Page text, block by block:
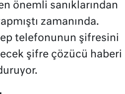
önemli sanıklarından
zamanında.
telefonunun şifresini
şifre çözücü haberi